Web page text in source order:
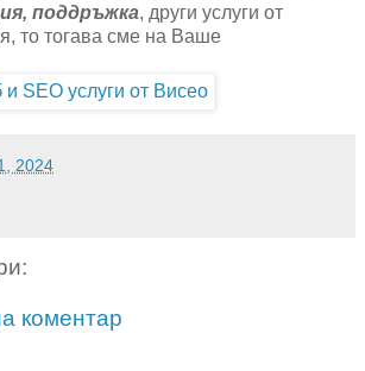
поддръжка, други услуги от
то тогава сме на Ваше
2024
коментар